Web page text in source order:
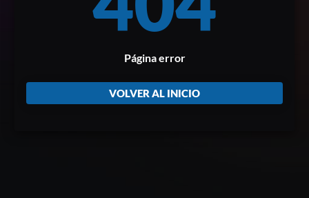
Página error
VOLVER AL INICIO